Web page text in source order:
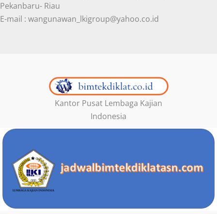
Pekanbaru- Riau
E-mail : wangunawan_lkigroup@yahoo.co.id
Kantor Pusat Lembaga Kajian
Indonesia